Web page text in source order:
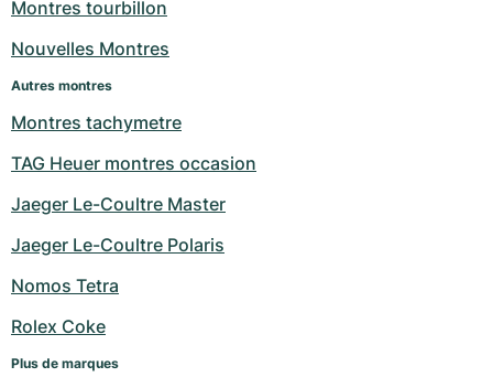
Montres tourbillon
Nouvelles Montres
Autres montres
Montres tachymetre
TAG Heuer montres occasion
Jaeger Le-Coultre Master
Jaeger Le-Coultre Polaris
Nomos Tetra
Rolex Coke
Plus de marques